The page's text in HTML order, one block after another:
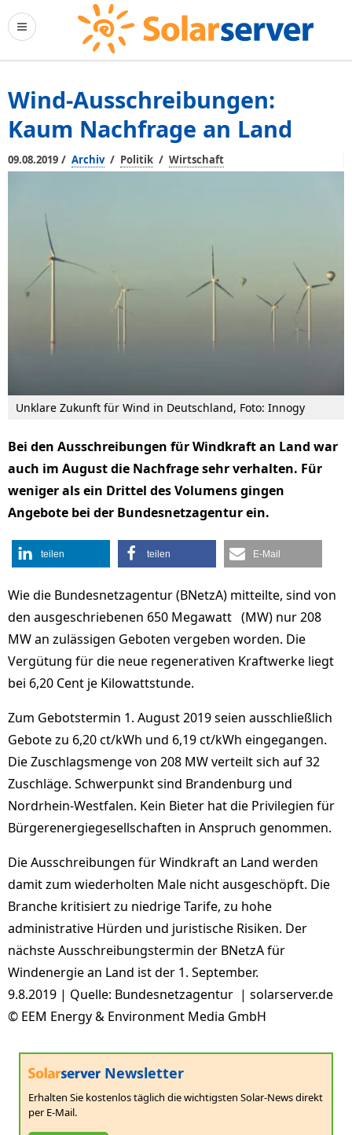
Wind-Ausschreibungen:
Kaum Nachfrage an Land
09.08.2019 / Archiv / Politik / Wirtschaft
Unklare Zukunft für Wind in Deutschland, Foto: Innogy
Bei den Ausschreibungen für Windkraft an Land war
auch im August die Nachfrage sehr verhalten. Für
weniger als ein Drittel des Volumens gingen
Angebote bei der Bundesnetzagentur ein.
teilen teilen E-Mail
Wie die Bundesnetzagentur (BNetzA) mitteilte, sind von
den ausgeschriebenen 650 Megawatt (MW) nur 208
MW an zulässigen Geboten vergeben worden. Die
Vergütung für die neue regenerativen Kraftwerke liegt
bei 6,20 Cent je Kilowattstunde.
Zum Gebotstermin 1. August 2019 seien ausschließlich
Gebote zu 6,20 ct/kWh und 6,19 ct/kWh eingegangen.
Die Zuschlagsmenge von 208 MW verteilt sich auf 32
Zuschläge. Schwerpunkt sind Brandenburg und
Nordrhein-Westfalen. Kein Bieter hat die Privilegien für
Bürgerenergiegesellschaften in Anspruch genommen.
Die Ausschreibungen für Windkraft an Land werden
damit zum wiederholten Male nicht ausgeschöpft. Die
Branche kritisiert zu niedrige Tarife, zu hohe
administrative Hürden und juristische Risiken. Der
nächste Ausschreibungstermin der BNetzA für
Windenergie an Land ist der 1. September.
9.8.2019 | Quelle: Bundesnetzagentur | solarserver.de
© EEM Energy & Environment Media GmbH
Newsletter
Erhalten Sie kostenlos täglich die wichtigsten Solar-News direkt
per E-Mail.